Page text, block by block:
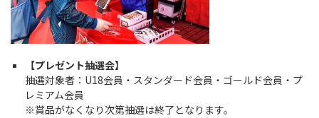
【プレゼント抽選会】
抽選対象者：U18会員・スタンダード会員・ゴールド会員・プ
レミアム会員
※賞品がなくなり次第抽選は終了となります。